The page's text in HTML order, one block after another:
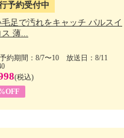
予約受付中
毛足で汚れをキャッチ パルスイ
ス 薄...
約期間：8/7〜10 放送日：8/11
(税込)